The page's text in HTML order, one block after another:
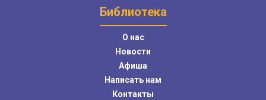
Библиотека
О нас
Новости
Афиша
Написать нам
Контакты